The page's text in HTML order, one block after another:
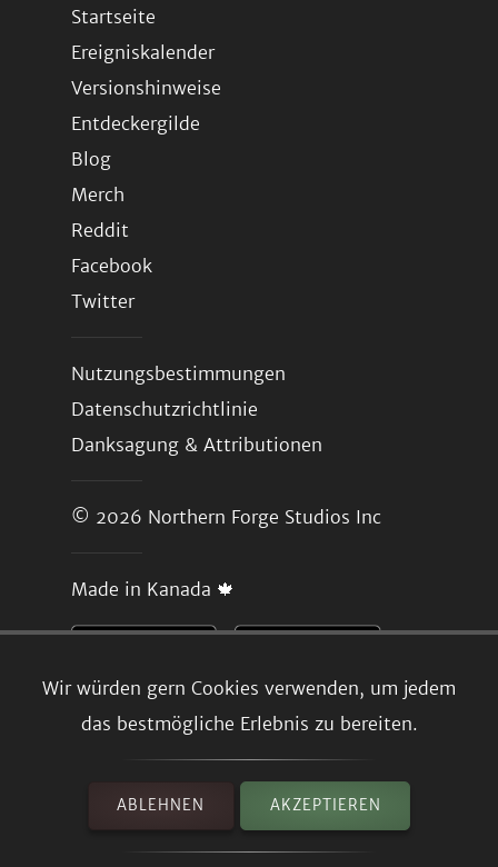
Wir würden gern Cookies verwenden, um jedem
das bestmögliche Erlebnis zu bereiten.
ABLEHNEN AKZEPTIEREN
Startseite
Ereigniskalender
Versionshinweise
Entdeckergilde
Blog
Merch
Reddit
Facebook
Twitter
Nutzungsbestimmungen
Datenschutzrichtlinie
Danksagung & Attributionen
© 2026 Northern Forge Studios Inc
Made in Kanada 🍁